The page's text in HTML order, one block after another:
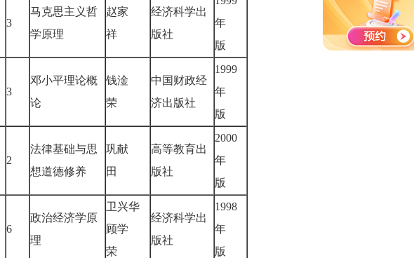
3
马克思主义哲
学原理
赵家
祥
经济科学出
版社
年
版
3
邓小平理论概
论
钱淦
荣
中国财政经
济出版社
1999
年
版
2
法律基础与思
想道德修养
巩献
田
高等教育出
版社
2000
年
版
6
政治经济学原
理
卫兴华
顾学
荣
经济科学出
版社
1998
年
版